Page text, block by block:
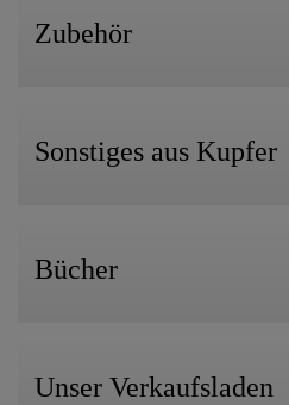
Zubehör
Sonstiges aus Kupfer
Bücher
Unser Verkaufsladen